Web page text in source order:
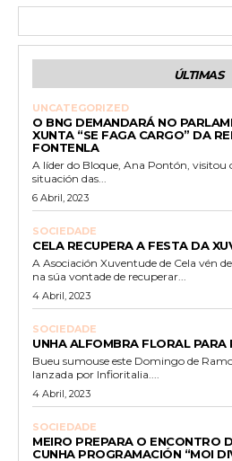
ÚLTIMAS
UNCATEGORIZED
O BNG DEMANDARÁ NO
XUNTA “SE FAGA CARGO” DA
FONTENLA
A líder do Bloque, Ana Pontón, visitou
situación das...
6 Abril, 2023
SOCIEDADE
CELA RECUPERA A FESTA DA
A Asociación Xuventude de Cela vén
na súa vontade de recuperar...
4 Abril, 2023
SOCIEDADE
UNHA ALFOMBRA FLORAL PARA
Bueu sumouse este Domingo de
lanzada por Infioritalia....
4 Abril, 2023
SOCIEDADE
MEIRO PREPARA O ENCONTRO
CUNHA PROGRAMACIÓN “MOI